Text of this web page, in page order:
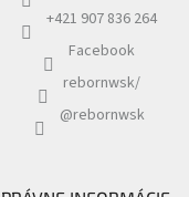
+421 907 836 264
Facebook
rebornwsk/
@rebornwsk